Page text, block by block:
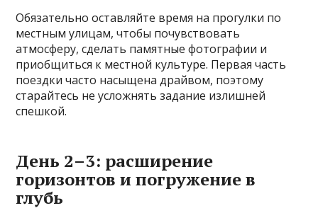
Обязательно оставляйте время на прогулки по
местным улицам, чтобы почувствовать
атмосферу, сделать памятные фотографии и
приобщиться к местной культуре. Первая часть
поездки часто насыщена драйвом, поэтому
старайтесь не усложнять задание излишней
спешкой.
День 2–3: расширение
горизонтов и погружение в
глубь